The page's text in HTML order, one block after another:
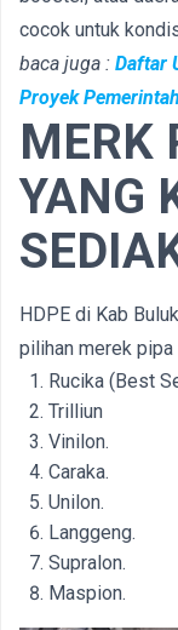
cocok untuk
baca juga : Daftar
Proyek
MERK
YANG
HDPE di Kab
pilihan merek pipa
Rucika (Best
Trilliun
Vinilon.
Caraka.
Unilon.
Langgeng.
Supralon.
Maspion.